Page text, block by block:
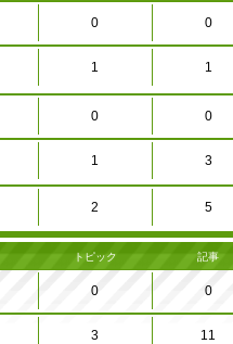
0 0
1 1
0 0
1 3
2 5
トピック 記事
0 0
3 11